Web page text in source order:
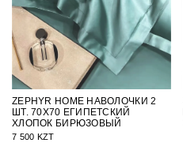
ZEPHYR HOME НАВОЛОЧКИ 2
ШТ. 70Х70 ЕГИПЕТСКИЙ
ХЛОПОК БИРЮЗОВЫЙ
7 500 KZT